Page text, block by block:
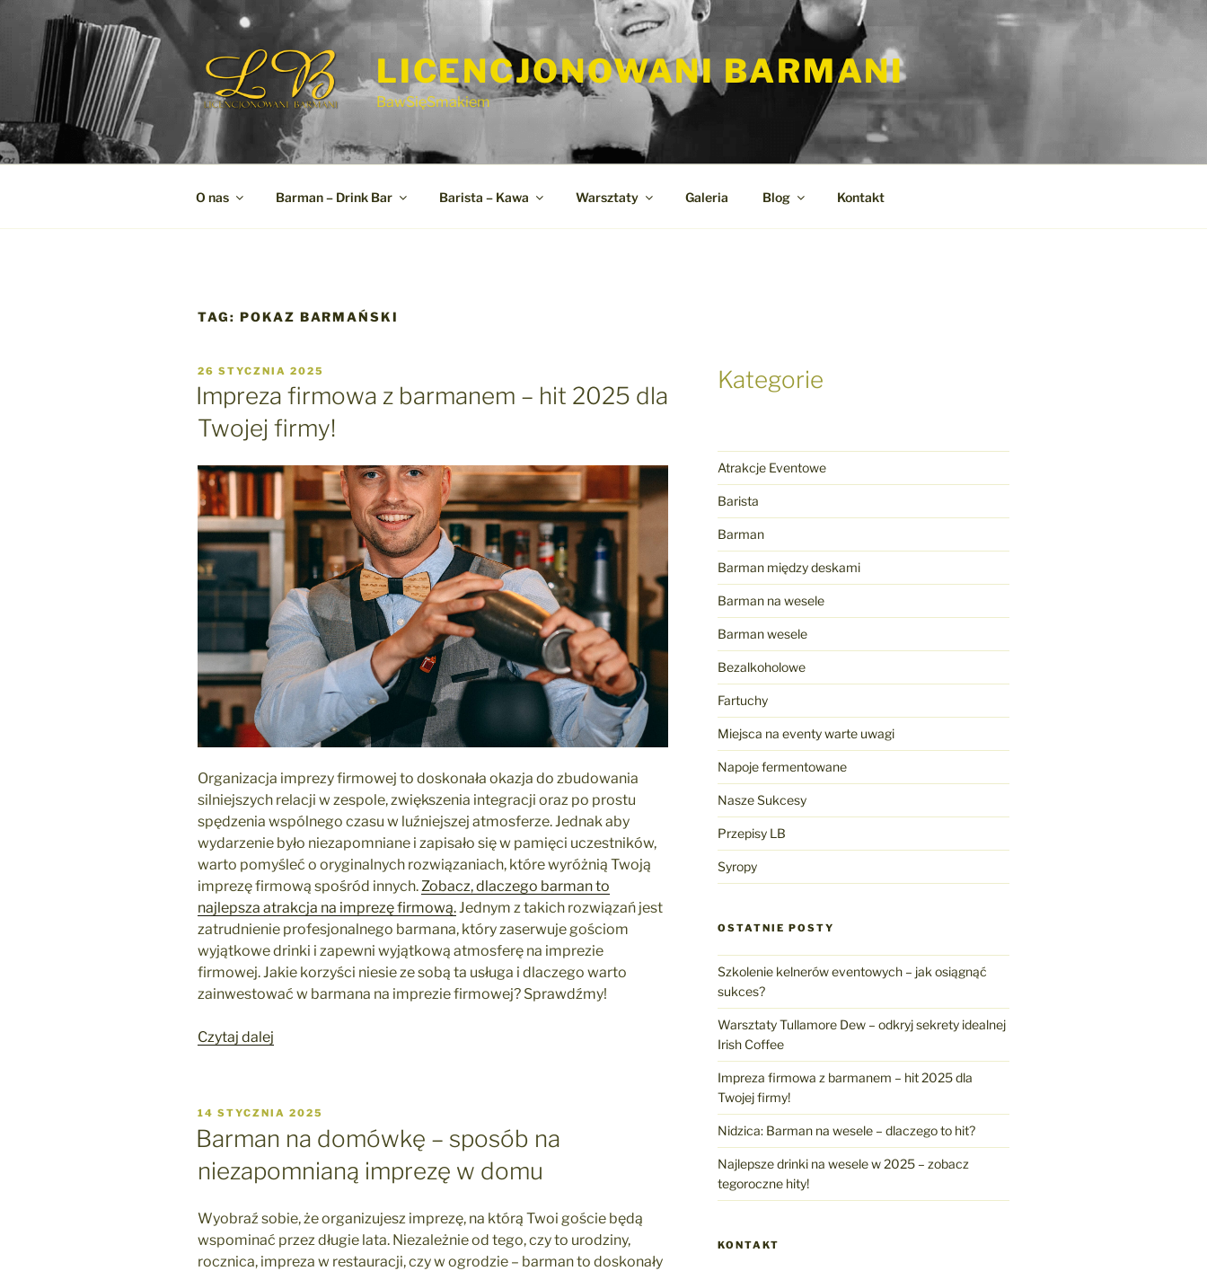
LICENCJONOWANI BARMANI
BawSięSmakiem
O nas Barman – Drink Bar Barista – Kawa Warsztaty Galeria Blog Kontakt
TAG: POKAZ BARMAŃSKI
OPUBLIKOWANE
W
26 STYCZNIA 2025
Impreza firmowa z barmanem – hit 2025 dla
Twojej firmy!
Organizacja imprezy firmowej to doskonała okazja do zbudowania
silniejszych relacji w zespole, zwiększenia integracji oraz po prostu
spędzenia wspólnego czasu w luźniejszej atmosferze. Jednak aby
wydarzenie było niezapomniane i zapisało się w pamięci uczestników,
warto pomyśleć o oryginalnych rozwiązaniach, które wyróżnią Twoją
imprezę firmową spośród innych.Zobacz, dlaczego barman to
najlepsza atrakcja na imprezę firmową.Jednym z takich rozwiązań jest
zatrudnienie profesjonalnego barmana, który zaserwuje gościom
wyjątkowe drinki i zapewni wyjątkową atmosferę na imprezie
firmowej. Jakie korzyści niesie ze sobą ta usługa i dlaczego warto
zainwestować w barmana na imprezie firmowej? Sprawdźmy!
Czytaj dalej
hit
2025
Twojej
firmy!”
OPUBLIKOWANE
W
14 STYCZNIA 2025
Barman na domówkę – sposób na
niezapomnianą imprezę w domu
Wyobraź sobie, że organizujesz imprezę, na którą Twoi goście będą
wspominać przez długie lata. Niezależnie od tego, czy to urodziny,
rocznica, impreza w restauracji, czy w ogrodzie – barman to doskonały
Kategorie
Atrakcje Eventowe
Barista
Barman
Barman między deskami
Barman na wesele
Barman wesele
Bezalkoholowe
Fartuchy
Miejsca na eventy warte uwagi
Napoje fermentowane
Nasze Sukcesy
Przepisy LB
Syropy
OSTATNIE POSTY
Szkolenie kelnerów eventowych – jak osiągnąć
sukces?
Warsztaty Tullamore Dew – odkryj sekrety idealnej
Irish Coffee
Impreza firmowa z barmanem – hit 2025 dla
Twojej firmy!
Nidzica: Barman na wesele – dlaczego to hit?
Najlepsze drinki na wesele w 2025 – zobacz
tegoroczne hity!
KONTAKT